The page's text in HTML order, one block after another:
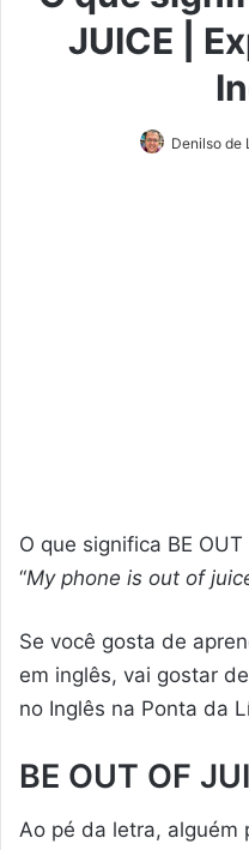
JUICE |
Denilso de
O que significa BE
“My phone is out of
Se você gosta de
em inglês, vai gostar
no Inglês na Ponta da
BE OUT OF
Ao pé da letra, alguém